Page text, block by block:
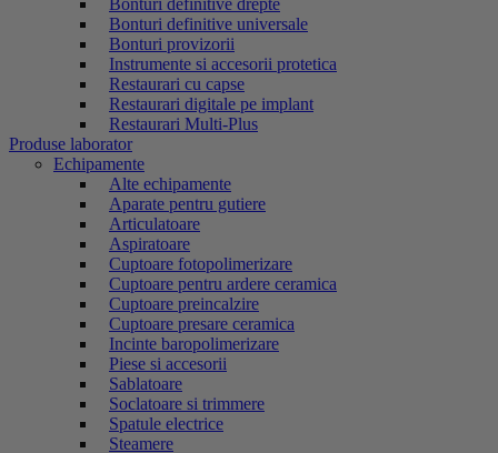
Bonturi definitive drepte
Bonturi definitive universale
Bonturi provizorii
Instrumente si accesorii protetica
Restaurari cu capse
Restaurari digitale pe implant
Restaurari Multi-Plus
Produse laborator
Echipamente
Alte echipamente
Aparate pentru gutiere
Articulatoare
Aspiratoare
Cuptoare fotopolimerizare
Cuptoare pentru ardere ceramica
Cuptoare preincalzire
Cuptoare presare ceramica
Incinte baropolimerizare
Piese si accesorii
Sablatoare
Soclatoare si trimmere
Spatule electrice
Steamere